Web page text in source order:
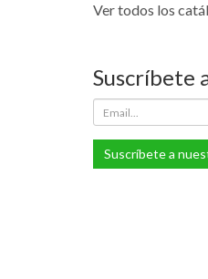
Ver todos los
Suscríbete
Suscríbete a